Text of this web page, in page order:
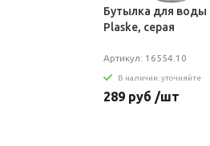
Бутылка для воды
Plaske, серая
Артикул: 16554.10
В наличии: уточняйте
289 руб /шт